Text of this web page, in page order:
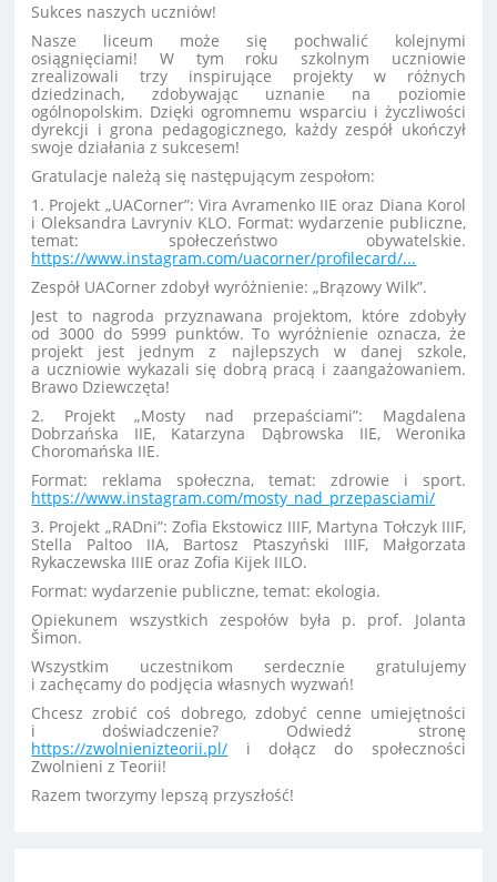
Sukces naszych uczniów!
Nasze liceum może się pochwalić kolejnymi
osiągnięciami! W tym roku szkolnym uczniowie
zrealizowali trzy inspirujące projekty w różnych
dziedzinach, zdobywając uznanie na poziomie
ogólnopolskim. Dzięki ogromnemu wsparciu i życzliwości
dyrekcji i grona pedagogicznego, każdy zespół ukończył
swoje działania z sukcesem!
Gratulacje należą się następującym zespołom:
1. Projekt „UACorner”: Vira Avramenko IIE oraz Diana Korol
i Oleksandra Lavryniv KLO. Format: wydarzenie publiczne,
temat: społeczeństwo obywatelskie.
https://www.instagram.com/uacorner/profilecard/...
Zespół UACorner zdobył wyróżnienie: „Brązowy Wilk”.
Jest to nagroda przyznawana projektom, które zdobyły
od 3000 do 5999 punktów. To wyróżnienie oznacza, że
projekt jest jednym z najlepszych w danej szkole,
a uczniowie wykazali się dobrą pracą i zaangażowaniem.
Brawo Dziewczęta!
2. Projekt „Mosty nad przepaściami”: Magdalena
Dobrzańska IIE, Katarzyna Dąbrowska IIE, Weronika
Choromańska IIE.
Format: reklama społeczna, temat: zdrowie i sport.
https://www.instagram.com/mosty_nad_przepasciami/
3. Projekt „RADni”: Zofia Ekstowicz IIIF, Martyna Tołczyk IIIF,
Stella Paltoo IIA, Bartosz Ptaszyński IIIF, Małgorzata
Rykaczewska IIIE oraz Zofia Kijek IILO.
Format: wydarzenie publiczne, temat: ekologia.
Opiekunem wszystkich zespołów była p. prof. Jolanta
Šimon.
Wszystkim uczestnikom serdecznie gratulujemy
i zachęcamy do podjęcia własnych wyzwań!
Chcesz zrobić coś dobrego, zdobyć cenne umiejętności
i doświadczenie? Odwiedź stronę
https://zwolnienizteorii.pl/ i dołącz do społeczności
Zwolnieni z Teorii!
Razem tworzymy lepszą przyszłość!